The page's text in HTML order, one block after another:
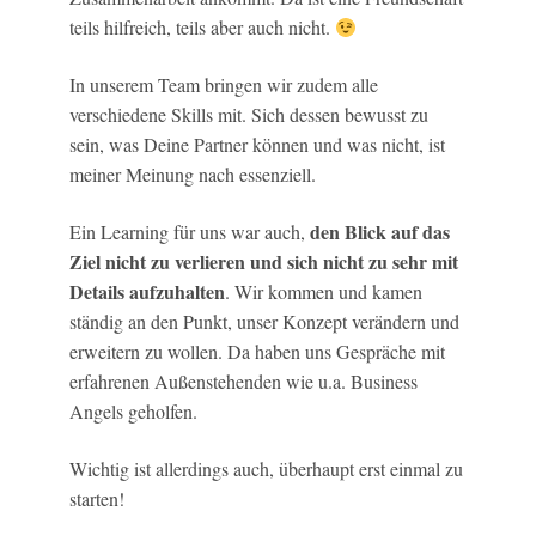
teils hilfreich, teils aber auch nicht.
In unserem Team bringen wir zudem alle
verschiedene Skills mit. Sich dessen bewusst zu
sein, was Deine Partner können und was nicht, ist
meiner Meinung nach essenziell.
Ein Learning für uns war auch, den Blick auf das
Ziel nicht zu verlieren und sich nicht zu sehr mit
Details aufzuhalten. Wir kommen und kamen
ständig an den Punkt, unser Konzept verändern und
erweitern zu wollen. Da haben uns Gespräche mit
erfahrenen Außenstehenden wie u.a. Business
Angels geholfen.
Wichtig ist allerdings auch, überhaupt erst einmal zu
starten!